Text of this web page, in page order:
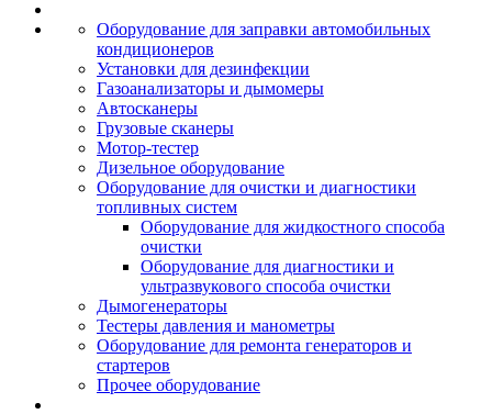
Оборудование для заправки автомобильных
кондиционеров
Установки для дезинфекции
Газоанализаторы и дымомеры
Автосканеры
Грузовые сканеры
Мотор-тестер
Дизельное оборудование
Оборудование для очистки и диагностики
топливных систем
Оборудование для жидкостного способа
очистки
Оборудование для диагностики и
ультразвукового способа очистки
Дымогенераторы
Тестеры давления и манометры
Оборудование для ремонта генераторов и
стартеров
Прочее оборудование